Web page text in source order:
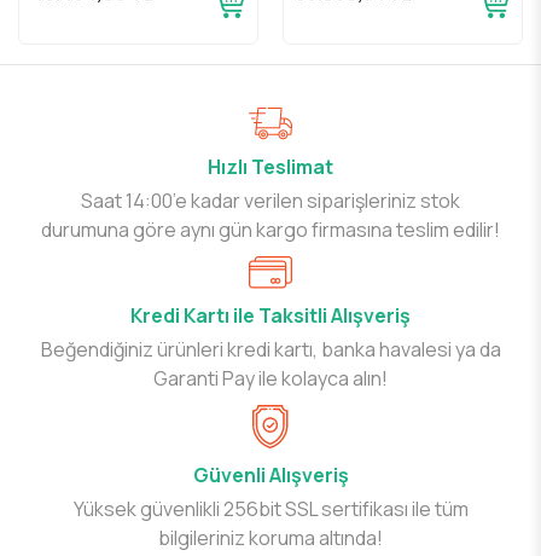
Hızlı Teslimat
Saat 14:00’e kadar verilen siparişleriniz stok
durumuna göre aynı gün kargo firmasına teslim edilir!
Kredi Kartı ile Taksitli Alışveriş
Beğendiğiniz ürünleri kredi kartı, banka havalesi ya da
Garanti Pay ile kolayca alın!
Güvenli Alışveriş
Yüksek güvenlikli 256bit SSL sertifikası ile tüm
bilgileriniz koruma altında!